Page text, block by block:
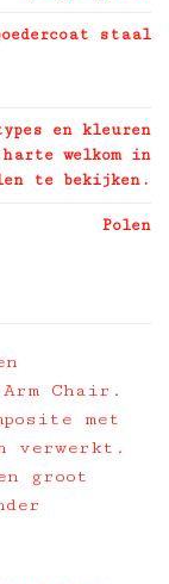
staal
en kleuren
welkom in
te bekijken.
Polen
Chair.
met
verwerkt.
groot